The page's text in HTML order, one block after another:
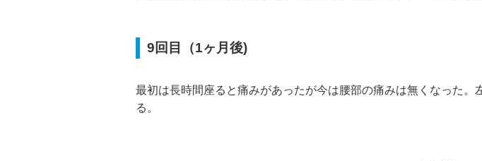
9回目（1ヶ月後)
最初は長時間座ると痛みがあったが今は腰部の痛みは無くなった
る。